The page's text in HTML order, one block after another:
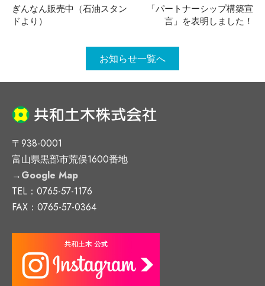
ぎんなん販売中（石油スタン
ドより）
「パートナーシップ構築宣
言」を表明しました！
お知らせ一覧へ
〒938-0001
富山県黒部市荒俣1600番地
→Google Map
TEL：0765-57-1176
FAX：0765-57-0364